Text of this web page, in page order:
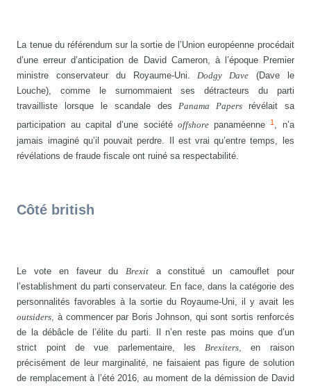
La tenue du référendum sur la sortie de l’Union européenne procédait
d’une erreur d’anticipation de David Cameron, à l’époque Premier
ministre conservateur du Royaume-Uni.Dodgy Dave (Dave le
Louche), comme le surnommaient ses détracteurs du parti
travailliste lorsque le scandale desPanama Papers révélait sa
participation au capital d’une société offshorepanaméenne 1 , n’a
jamais imaginé qu’il pouvait perdre. Il est vrai qu’entre temps, les
révélations de fraude fiscale ont ruiné sa respectabilité.
Côté british
Le vote en faveur du Brexit a constitué un camouflet pour
l’establishment du parti conservateur. En face, dans la catégorie des
personnalités favorables à la sortie du Royaume-Uni, il y avait les
outsiders , à commencer par Boris Johnson, qui sont sortis renforcés
de la débâcle de l’élite du parti. Il n’en reste pas moins que d’un
strict point de vue parlementaire, les Brexiters , en raison
précisément de leur marginalité, ne faisaient pas figure de solution
de remplacement à l’été 2016, au moment de la démission de David